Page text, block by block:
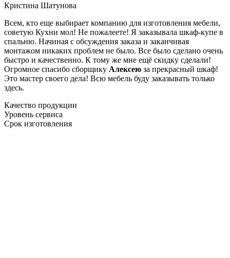
Кристина Шатунова
Всем, кто еще выбирает компанию для изготовления мебели,
советую Кухни мол! Не пожалеете! Я заказывала шкаф-купе в
спальню. Начиная с обсуждения заказа и заканчивая
монтажом никаких проблем не было. Все было сделано очень
быстро и качественно. К тому же мне ещё скидку сделали!
Огромное спасибо сборщику Алексею за прекрасный шкаф!
Это мастер своего дела! Всю мебель буду заказывать только
здесь.
Качество продукции
Уровень сервиса
Срок изготовления